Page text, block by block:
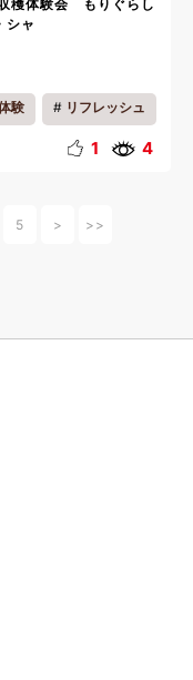
穫体験会 もりぐらし
シャ
験 リフレッシュ
1 4
5 > >>